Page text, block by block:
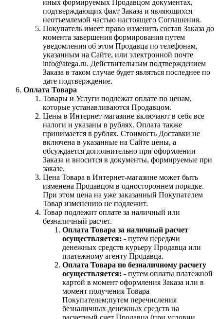
иных формируемых Продавцом документах,
подтверждающих факт Заказа и являющихся
неотъемлемой частью настоящего Соглашения.
Покупатель имеет право изменить состав Заказа до
момента завершения формирования путем
уведомления об этом Продавца по телефонам,
указанным на Сайте, или электронной почте
info@atega.ru. Действительным подтверждением
Заказа в таком случае будет являться последнее по
дате подтверждение.
Оплата Товара
Товары и Услуги подлежат оплате по ценам,
которые устанавливаются Продавцом.
Цены в Интернет-магазине включают в себя все
налоги и указаны в рублях. Оплата также
принимается в рублях. Стоимость Доставки не
включена в указанные на Сайте цены, а
обсуждается дополнительно при оформлении
Заказа и вносится в документы, формируемые при
заказе.
Цена Товара в Интернет-магазине может быть
изменена Продавцом в одностороннем порядке.
При этом цена на уже заказанный Покупателем
Товар изменению не подлежит.
Товар подлежит оплате за наличный или
безналичный расчет.
Оплата Товара за наличный расчет
осуществляется: - путем передачи
денежных средств курьеру Продавца или
платежному агенту Продавца.
Оплата Товара по безналичному расчету
осуществляется: - путем оплаты платежной
картой в момент оформления Заказа или в
момент получения Товара
Покупателем;путем перечисления
безналичных денежных средств на
расчетный счет Продавца (при условии